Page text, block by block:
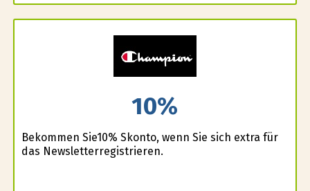
10%
Bekommen Sie10% Skonto, wenn Sie sich extra für
das Newsletterregistrieren.